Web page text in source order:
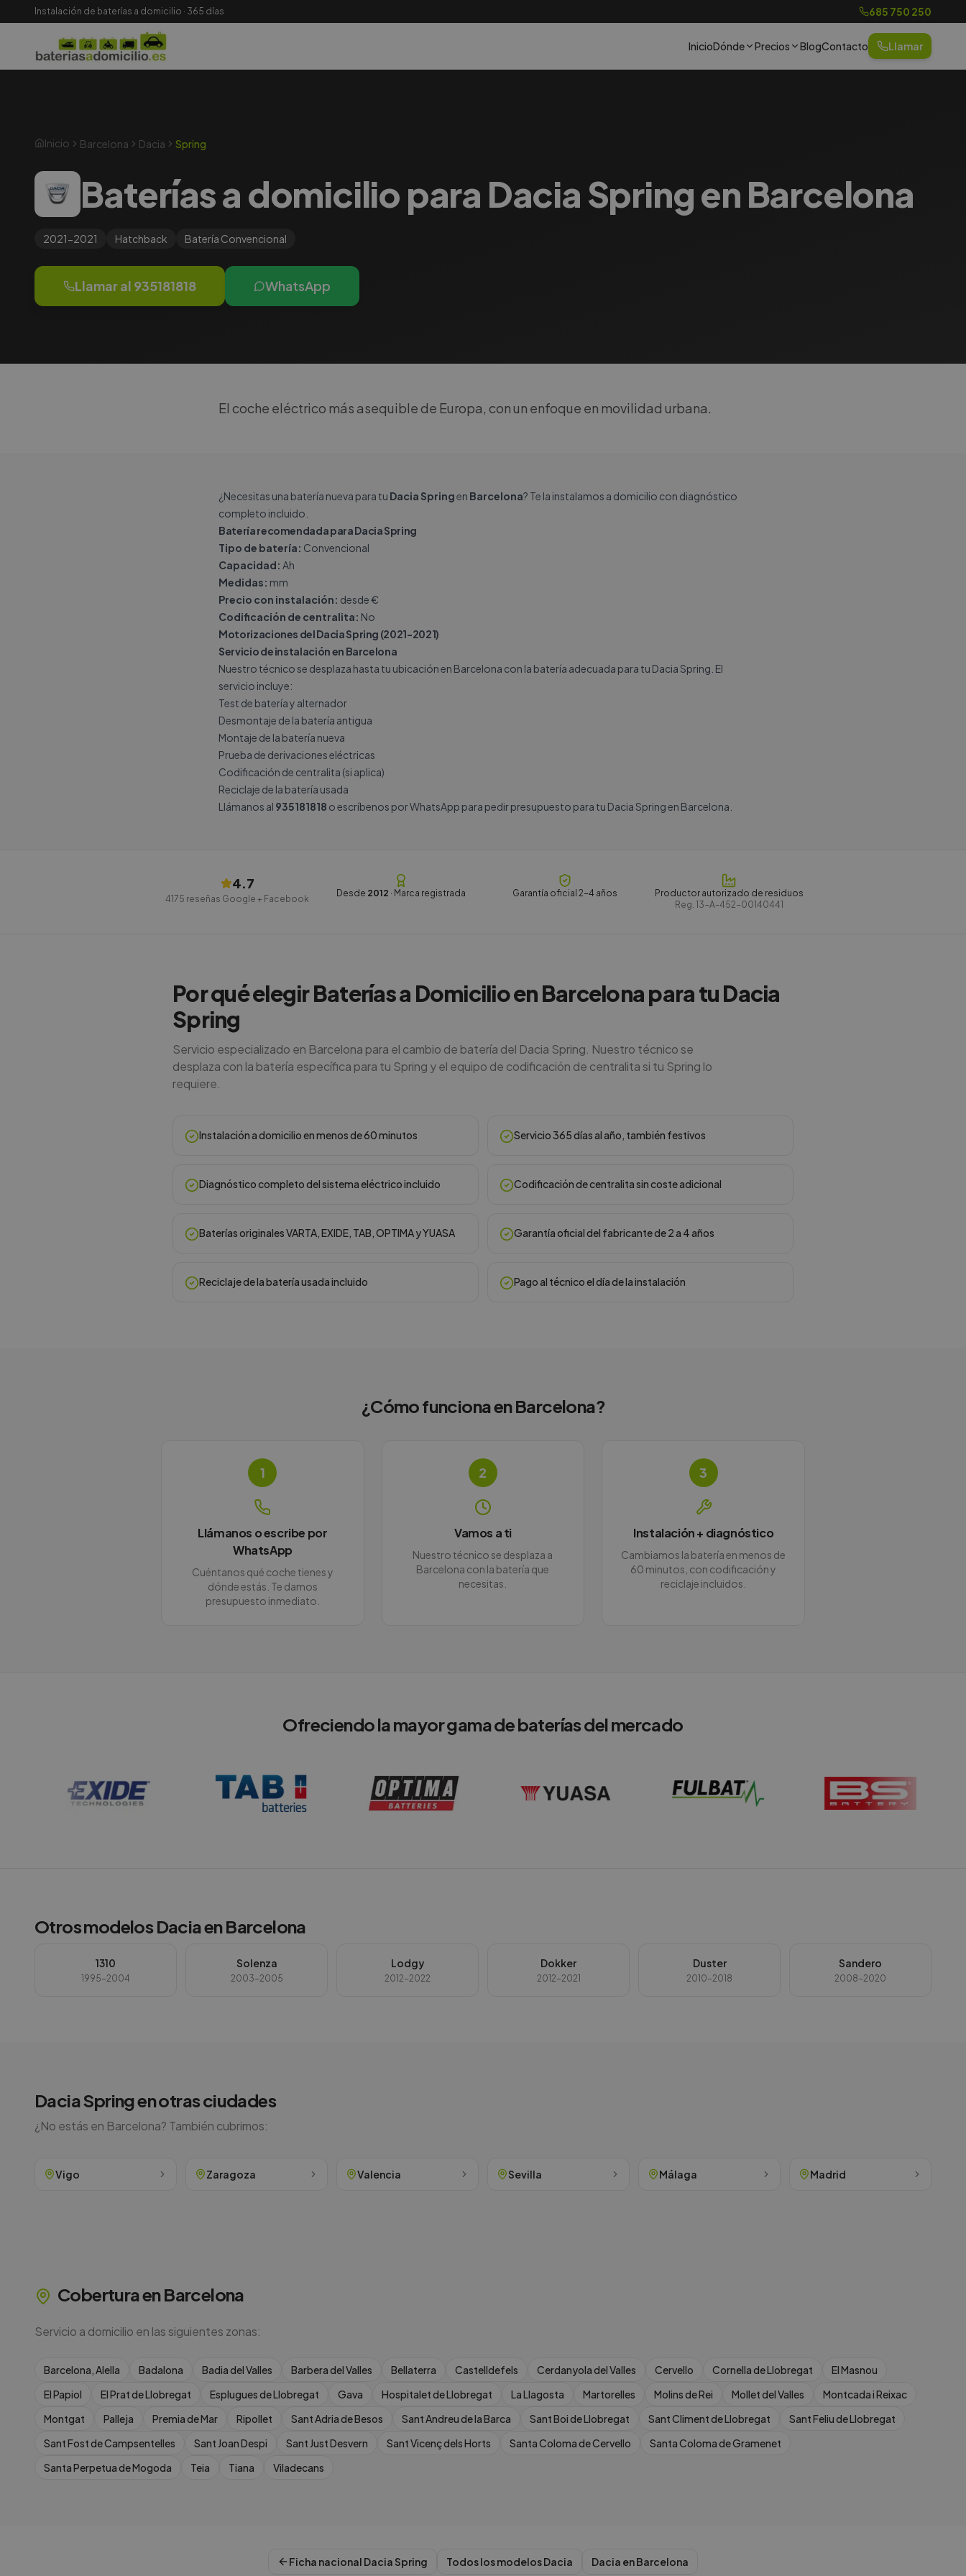
Instalación de baterías a domicilio · 365 días 685 750 250
InicioDónde Precios BlogContacto Llamar
Inicio Barcelona Dacia Spring
Baterías a domicilio para Dacia Spring en Barcelona
2021-2021 Hatchback Batería Convencional
Llamar al 935181818 WhatsApp
El coche eléctrico más asequible de Europa, con un enfoque en movilidad urbana.
¿Necesitas una batería nueva para tu Dacia Springen Barcelona? Te la instalamos a domicilio con diagnóstico
completo incluido.
Batería recomendada para Dacia Spring
Tipo de batería: Convencional
Capacidad: Ah
Medidas: mm
Precio con instalación: desde €
Codificación de centralita: No
Motorizaciones del Dacia Spring (2021-2021)
Servicio de instalación en Barcelona
Nuestro técnico se desplaza hasta tu ubicación en Barcelona con la batería adecuada para tu Dacia Spring. El
servicio incluye:
Test de batería y alternador
Desmontaje de la batería antigua
Montaje de la batería nueva
Prueba de derivaciones eléctricas
Codificación de centralita (si aplica)
Reciclaje de la batería usada
Llámanos al 935181818 o escríbenos porWhatsApp para pedir presupuesto para tu Dacia Spring en Barcelona.
4.7
4175 reseñas Google + Facebook
Desde 2012 · Marca registrada Garantía oficial 2-4 años
Productor autorizado de residuos
Reg. 13-A-452-00140441
Por qué elegir Baterías a Domicilio en Barcelona para tu Dacia
Spring
Servicio especializado en Barcelona para el cambio de batería del Dacia Spring. Nuestro técnico se
desplaza con la batería específica para tu Spring y el equipo de codificación de centralita si tu Spring lo
requiere.
Instalación a domicilio en menos de 60 minutos Servicio 365 días al año, también festivos
Diagnóstico completo del sistema eléctrico incluido Codificación de centralita sin coste adicional
Baterías originales VARTA, EXIDE, TAB, OPTIMA y YUASA Garantía oficial del fabricante de 2 a 4 años
Reciclaje de la batería usada incluido Pago al técnico el día de la instalación
¿Cómo funciona enBarcelona?
1
Llámanos o escribe por
WhatsApp
Cuéntanos qué coche tienes y
dónde estás. Te damos
presupuesto inmediato.
2
Vamos a ti
Nuestro técnico se desplaza a
Barcelona con la batería que
necesitas.
3
Instalación + diagnóstico
Cambiamos la batería en menos de
60 minutos, con codificación y
reciclaje incluidos.
Ofreciendo la mayor gama de baterías del mercado
Otros modelosDaciaenBarcelona
1310
1995-2004
Solenza
2003-2005
Lodgy
2012-2022
Dokker
2012-2021
Duster
2010-2018
Sandero
2008-2020
DaciaSpringen otras ciudades
¿No estás en Barcelona? También cubrimos:
Vigo Zaragoza Valencia Sevilla Málaga Madrid
Cobertura enBarcelona
Servicio a domicilio en las siguientes zonas:
Barcelona, Alella Badalona Badia del Valles Barbera del Valles Bellaterra Castelldefels Cerdanyola del Valles Cervello Cornella de Llobregat
El Masnou
El Papiol
El Prat de Llobregat Esplugues de Llobregat Gava Hospitalet de Llobregat La Llagosta Martorelles Molins de Rei Mollet del Valles
Montcada i Reixac
Montgat
Palleja Premia de Mar Ripollet Sant Adria de Besos Sant Andreu de la Barca Sant Boi de Llobregat Sant Climent de Llobregat
Sant Feliu de Llobregat
Sant Fost de Campsentelles
Sant Joan Despi Sant Just Desvern Sant Vicenç dels Horts Santa Coloma de Cervello
Santa Coloma de Gramenet
Santa Perpetua de Mogoda
Teia Tiana Viladecans
Ficha nacional DaciaSpring Todos los modelosDacia Dacia enBarcelona